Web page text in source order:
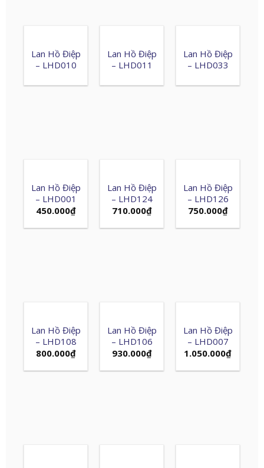
Lan Hồ Điệp
– LHD010
Lan Hồ Điệp
– LHD011
Lan Hồ Điệp
– LHD033
Lan Hồ Điệp
– LHD001
450.000₫
Lan Hồ Điệp
– LHD124
710.000₫
Lan Hồ Điệp
– LHD126
750.000₫
Lan Hồ Điệp
– LHD108
800.000₫
Lan Hồ Điệp
– LHD106
930.000₫
Lan Hồ Điệp
– LHD007
1.050.000₫